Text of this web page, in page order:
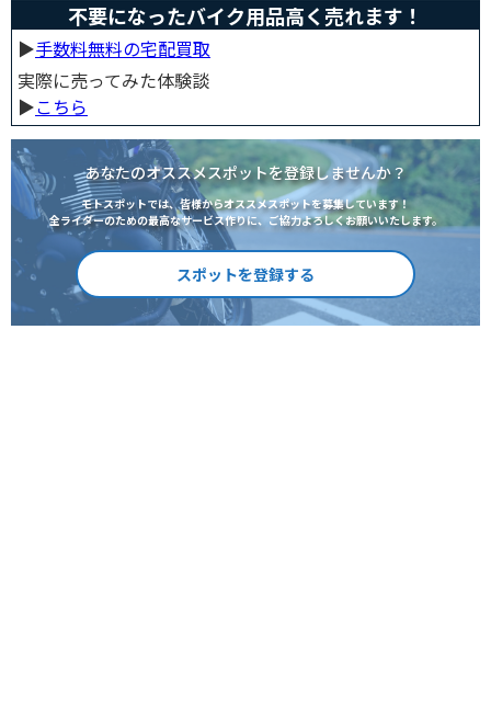
不要になったバイク用品高く売れます！
▶︎手数料無料の宅配買取
実際に売ってみた体験談
▶︎こちら
あなたのオススメスポットを登録しませんか？
モトスポットでは、皆様からオススメスポットを募集しています！
全ライダーのための最高なサービス作りに、ご協力よろしくお願いいたします。
スポットを登録する